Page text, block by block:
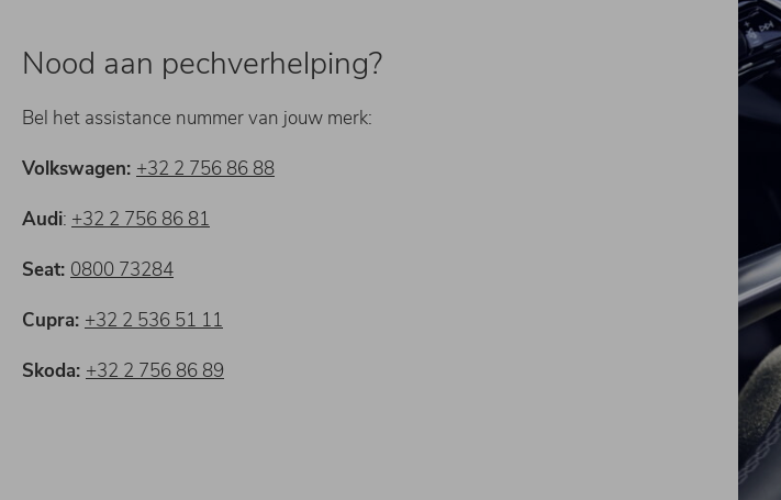
Nood aan pechverhelping?
Bel het assistance nummer van jouw merk:
Volkswagen: +32 2 756 86 88
Audi: +32 2 756 86 81
Seat: 0800 73284
Cupra: +32 2 536 51 11
Skoda: +32 2 756 86 89